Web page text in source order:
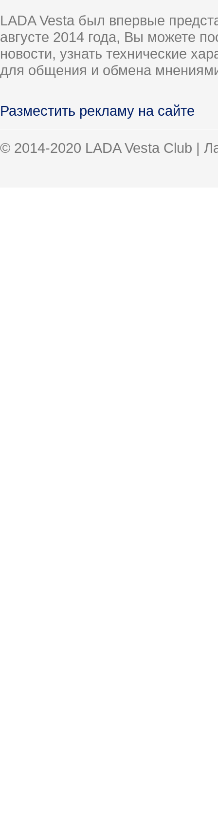
LADA Vesta был впервые
августе 2014 года, Вы можете
новости, узнать технические
для общения и обмена
Разместить рекламу на сайте
© 2014-2020 LADA Vesta Club |